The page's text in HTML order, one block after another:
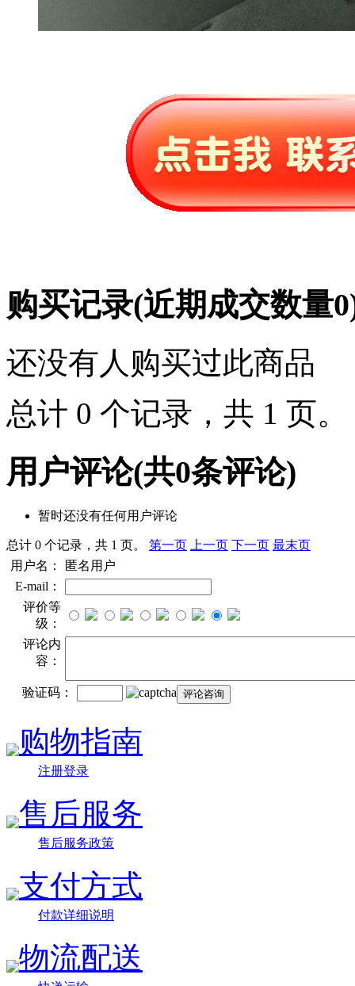
购买记录(近期成交数量0
还没有人购买过此商品
总计 0 个记录，共 1 页。
用户评论(共0条评论)
暂时还没有任何用户评论
总计 0 个记录，共 1 页。 第一页 上一页 下一页 最末页
用户名：
匿名用户
E-mail：
评价等
级：
评论内
容：
验证码：
购物指南
注册登录
售后服务
售后服务政策
支付方式
付款详细说明
物流配送